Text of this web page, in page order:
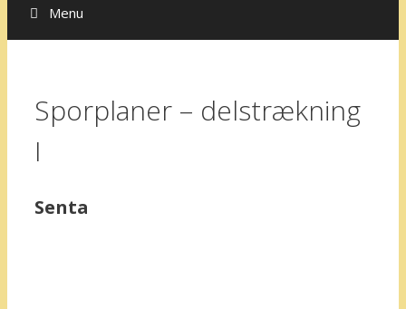
Menu
Sporplaner – delstrækning
I
Senta